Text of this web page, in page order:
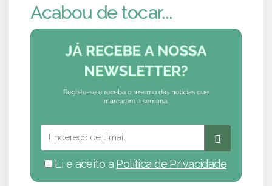
Acabou de tocar...
Li e aceito a Política de Privacidade